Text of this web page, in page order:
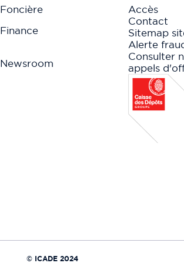
Foncière
Finance
Newsroom
Accès
Contact
Sitemap
Alerte
Consulter
appels
© ICADE 2024